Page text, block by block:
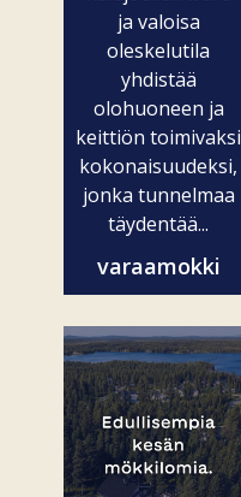
ja valoisa
oleskelutila
yhdistää
olohuoneen ja
keittiön toimivaksi
kokonaisuudeksi,
jonka tunnelmaa
täydentää...
varaamokki